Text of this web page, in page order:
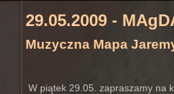
29.05.2009 -
Muzyczna Mapa
W piątek 29.05. zapraszamy na